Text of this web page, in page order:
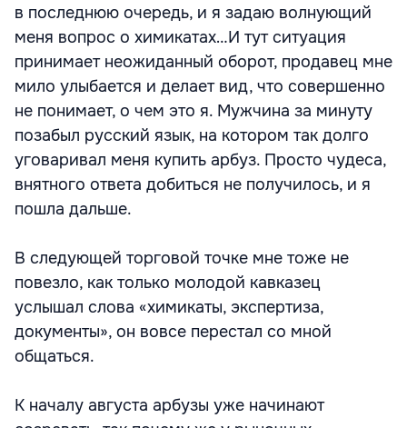
в последнюю очередь, и я задаю волнующий
меня вопрос о химикатах…И тут ситуация
принимает неожиданный оборот, продавец мне
мило улыбается и делает вид, что совершенно
не понимает, о чем это я. Мужчина за минуту
позабыл русский язык, на котором так долго
уговаривал меня купить арбуз. Просто чудеса,
внятного ответа добиться не получилось, и я
пошла дальше.
В следующей торговой точке мне тоже не
повезло, как только молодой кавказец
услышал слова «химикаты, экспертиза,
документы», он вовсе перестал со мной
общаться.
К началу августа арбузы уже начинают